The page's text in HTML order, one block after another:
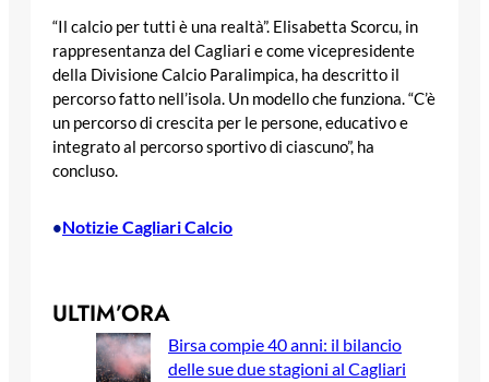
“Il calcio per tutti è una realtà”. Elisabetta Scorcu, in
rappresentanza del Cagliari e come vicepresidente
della Divisione Calcio Paralimpica, ha descritto il
percorso fatto nell’isola. Un modello che funziona. “C’è
un percorso di crescita per le persone, educativo e
integrato al percorso sportivo di ciascuno”, ha
concluso.
•Notizie Cagliari Calcio
ULTIM’ORA
Birsa compie 40 anni: il bilancio
delle sue due stagioni al Cagliari